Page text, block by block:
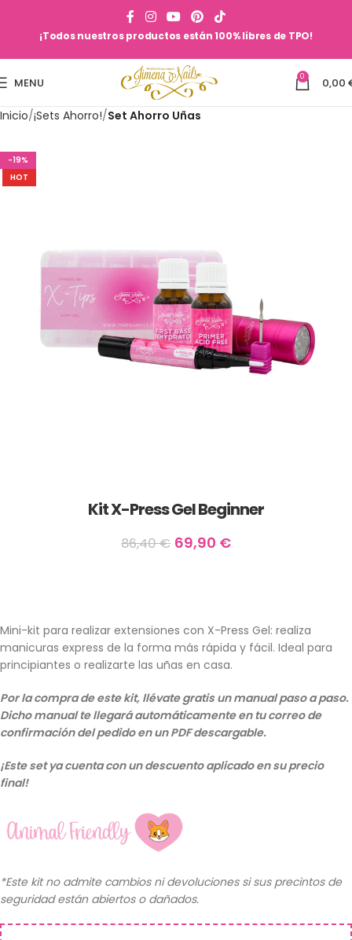
¡Todos nuestros productos están 100% libres de TPO!
MENU 0 0,00
Inicio ¡Sets Ahorro! Set Ahorro Uñas
-19%
HOT
Kit X-Press Gel Beginner
86,40€ 69,90 €
Mini-kit para realizar extensiones con X-Press Gel: realiza
manicuras express de la forma más rápida y fácil. Ideal para
principiantes o realizarte las uñas en casa.
Por la compra de este kit, llévate gratis un manual paso a paso.
Dicho manual te llegará automáticamente en tu correo de
confirmación del pedido en un PDF descargable.
¡Este set ya cuenta con un descuento aplicado en su precio
final!
*Este kit no admite cambios ni devoluciones si sus precintos de
seguridad están abiertos o dañados.